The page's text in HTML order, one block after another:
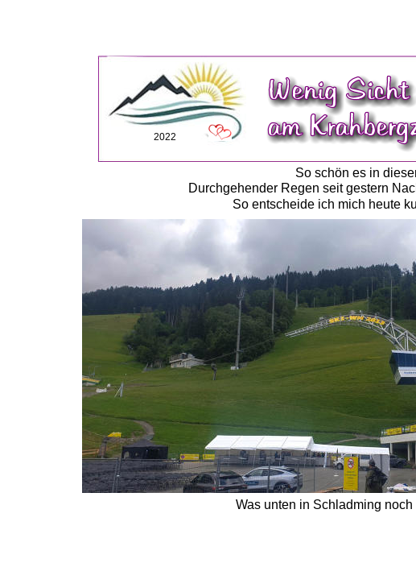
So schön es in
Durchgehender Regen seit gestern
So entscheide ich mich heute
2022
Was unten in Schladming